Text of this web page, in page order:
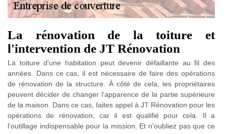
La rénovation de la toiture et
l'intervention de JT Rénovation
La toiture d'une habitation peut devenir défaillante au fil des
années. Dans ce cas, il est nécessaire de faire des opérations
de rénovation de la structure. À côté de cela, les propriétaires
peuvent décider de changer l'apparence de la partie supérieure
de la maison. Dans ce cas, faites appel à JT Rénovation pour les
opérations de rénovation, car il est qualifié pour cela. Il a
l'outillage indispensable pour la mission. Et n'oubliez pas que ce